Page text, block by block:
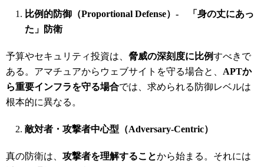
比例的防御（Proportional Defense）- 「身の丈にあっ
た」防衛
予算やセキュリティ投資は、 脅威の深刻度に比例すべきで
ある。アマチュアからウェブサイトを守る場合と、 APTか
ら重要インフラを守る場合では、求められる防御レベルは
根本的に異なる。
敵対者・攻撃者中心型（Adversary-Centric）
真の防衛は、 攻撃者を理解することから始まる。それには